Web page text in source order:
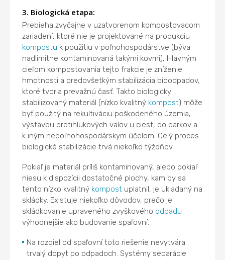
3. Biologická etapa:
Prebieha zvyčajne v uzatvorenom kompostovacom
zariadení, ktoré nie je projektované na produkciu
kompostu k použitiu v poľnohospodárstve (býva
nadlimitne kontaminovaná takými kovmi), Hlavným
cieľom kompostovania tejto frakcie je zníženie
hmotnosti a predovšetkým stabilizácia bioodpadov,
ktoré tvoria prevažnú časť. Takto biologicky
stabilizovaný materiál (nízko kvalitný kompost) môže
byť použitý na rekultiváciu poškodeného územia,
výstavbu protihlukových valov u ciest, do parkov a
k iným nepoľnohospodárskym účelom. Celý proces
biologické stabilizácie trvá niekoľko týždňov.
Pokiaľ je materiál príliš kontaminovaný, alebo pokiaľ
niesu k dispozícii dostatočné plochy, kam by sa
tento nízko kvalitný kompost uplatnil, je ukladaný na
skládky. Existuje niekoľko dôvodov, prečo je
skládkovanie upraveného zvyškového odpadu
výhodnejšie ako budovanie spaľovní:
Na rozdiel od spaľovní toto riešenie nevytvára
trvalý dopyt po odpadoch. Systémy separácie